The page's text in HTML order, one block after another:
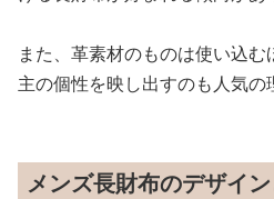
また、革素材のものは使い込
主の個性を映し出すのも人気の
メンズ長財布のデザイ